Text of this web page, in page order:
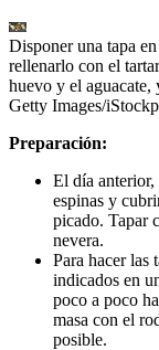
Disponer una tapa
rellenarlo con el
huevo y el aguacate,
Getty Images/
Preparación:
El día
espinas y
picado. Tapar
nevera.
Para hacer las
indicados en
poco a poco
masa con el
posible.